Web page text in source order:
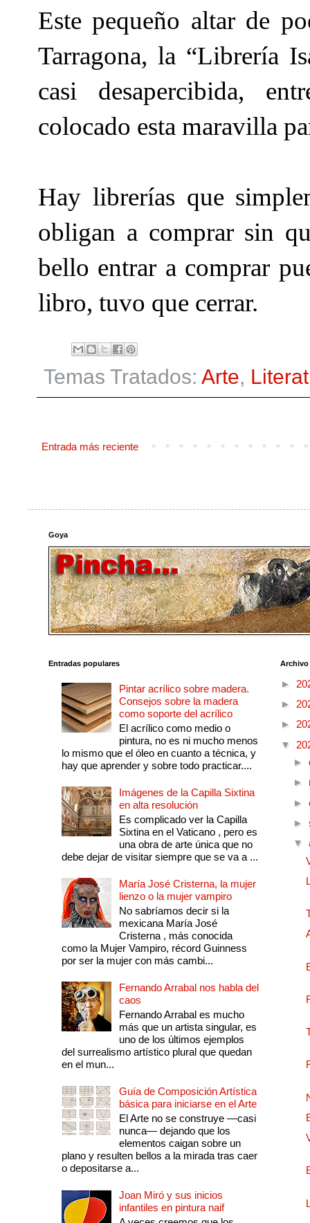
Este pequeño altar de
Tarragona, la “Librería
casi desapercibida,
colocado esta maravilla
Hay librerías que
obligan a comprar sin
bello entrar a comprar
libro, tuvo que cerrar.
Temas Tratados: Arte,
Entrada más reciente
Goya
Entradas populares
Pintar acrílico sobre madera.
Consejos sobre la madera
como soporte del acrílico
El acrílico como medio o
pintura, no es ni mucho menos
lo mismo que el óleo en cuanto a técnica, y
hay que aprender y sobre todo practicar....
Imágenes de la Capilla Sixtina
en alta resolución
Es complicado ver la Capilla
Sixtina en el Vaticano , pero es
una obra de arte única que no
debe dejar de visitar siempre que se va a ...
María José Cristerna, la mujer
lienzo o la mujer vampiro
No sabríamos decir si la
mexicana María José
Cristerna , más conocida
como la Mujer Vampiro, récord Guinness
por ser la mujer con más cambi...
Fernando Arrabal nos habla del
caos
Fernando Arrabal es mucho
más que un artista singular, es
uno de los últimos ejemplos
del surrealismo artístico plural que quedan
en el mun...
Guía de Composición Artística
básica para iniciarse en el Arte
El Arte no se construye —casi
nunca— dejando que los
elementos caigan sobre un
plano y resulten bellos a la mirada tras caer
o depositarse a...
Joan Miró y sus inicios
infantiles en pintura naif
►
►
►
▼
►
►
►
►
▼